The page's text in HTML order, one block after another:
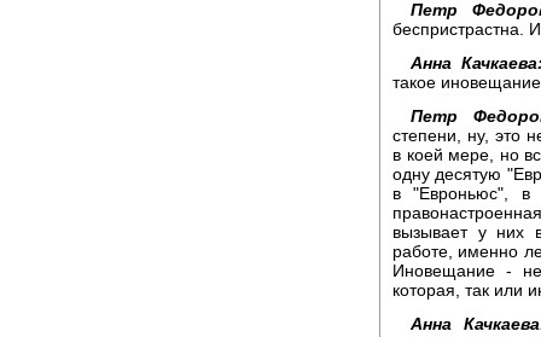
Петр
беспристрастна.
Анна
такое
Петр
степени, ну, это
в коей мере, но
одну десятую
в "Евроньюс", в
вызывает у них
работе, именно
Иновещание -
которая, так или
Анна